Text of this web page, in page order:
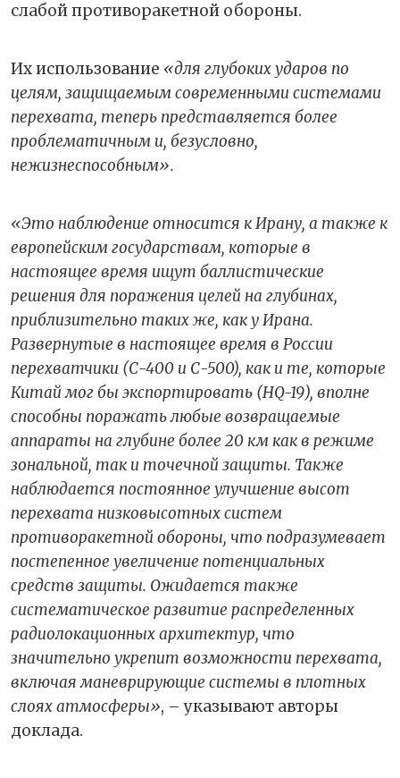
слабой противоракетной обороны.
Их использование «для глубоких ударов по
целям, защищаемым современными системами
перехвата, теперь представляется более
проблематичным и, безусловно,
нежизнеспособным».
«Это наблюдение относится к Ирану, а также к
европейским государствам, которые в
настоящее время ищут баллистические
решения для поражения целей на глубинах,
приблизительно таких же, как у Ирана.
Развернутые в настоящее время в России
перехватчики (С-400 и С-500), как и те, которые
Китай мог бы экспортировать (HQ-19), вполне
способны поражать любые возвращаемые
аппараты на глубине более 20 км как в режиме
зональной, так и точечной защиты. Также
наблюдается постоянное улучшение высот
перехвата низковысотных систем
противоракетной обороны, что подразумевает
постепенное увеличение потенциальных
средств защиты. Ожидается также
систематическое развитие распределенных
радиолокационных архитектур, что
значительно укрепит возможности перехвата,
включая маневрирующие системы в плотных
слоях атмосферы», – указывают авторы
доклада.